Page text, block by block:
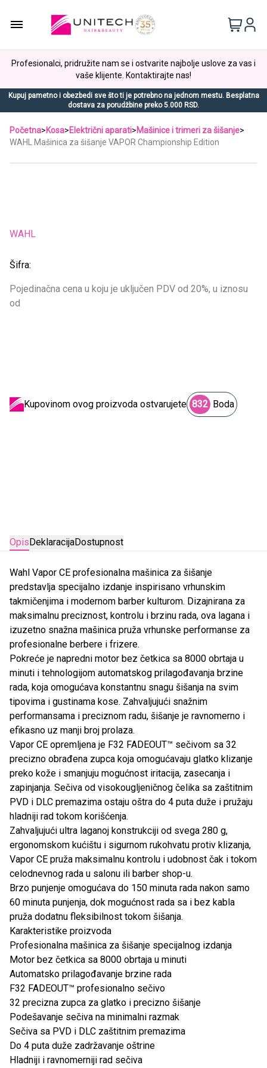
Profesionalci, pridružite nam se i ostvarite najbolje uslove za vas i
vaše klijente. Kontaktirajte nas!
Kupuj pametno i obezbedi sve što ti je potrebno na jednom mestu. Besplatna
dostava za porudžbine preko 5.000 RSD.
Početna>Kosa>Električni aparati>Mašinice i trimeri za šišanje>
WAHL Mašinica za šišanje VAPOR Championship Edition
WAHL
Šifra:
Pojedinačna cena u koju je uključen PDV od 20%, u iznosu
od
Kupovinom ovog proizvoda ostvarujete 832 Boda
OpisDeklaracijaDostupnost
Wahl Vapor CE profesionalna mašinica za šišanje
predstavlja specijalno izdanje inspirisano vrhunskim
takmičenjima i modernom barber kulturom. Dizajnirana za
maksimalnu preciznost, kontrolu i brzinu rada, ova lagana i
izuzetno snažna mašinica pruža vrhunske performanse za
profesionalne berbere i frizere.
Pokreće je napredni motor bez četkica sa 8000 obrtaja u
minuti i tehnologijom automatskog prilagođavanja brzine
rada, koja omogućava konstantnu snagu šišanja na svim
tipovima i gustinama kose. Zahvaljujući snažnim
performansama i preciznom radu, šišanje je ravnomerno i
efikasno uz manji broj prolaza.
Vapor CE opremljena je F32 FADEOUT™ sečivom sa 32
precizno obrađena zupca koja omogućavaju glatko klizanje
preko kože i smanjuju mogućnost iritacija, zasecanja i
zapinjanja. Sečiva od visokougljeničnog čelika sa zaštitnim
PVD i DLC premazima ostaju oštra do 4 puta duže i pružaju
hladniji rad tokom korišćenja.
Zahvaljujući ultra laganoj konstrukciji od svega 280 g,
ergonomskom kućištu i sigurnom rukohvatu protiv klizanja,
Vapor CE pruža maksimalnu kontrolu i udobnost čak i tokom
celodnevnog rada u salonu ili barber shop-u.
Brzo punjenje omogućava do 150 minuta rada nakon samo
60 minuta punjenja, dok mogućnost rada sa i bez kabla
pruža dodatnu fleksibilnost tokom šišanja.
Karakteristike proizvoda
Profesionalna mašinica za šišanje specijalnog izdanja
Motor bez četkica sa 8000 obrtaja u minuti
Automatsko prilagođavanje brzine rada
F32 FADEOUT™ profesionalno sečivo
32 precizna zupca za glatko i precizno šišanje
Podešavanje sečiva na minimalni razmak
Sečiva sa PVD i DLC zaštitnim premazima
Do 4 puta duže zadržavanje oštrine
Hladniji i ravnomerniji rad sečiva